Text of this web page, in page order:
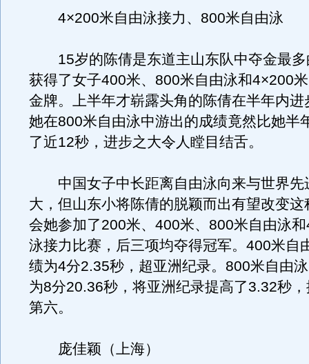
4×200米自由泳接力、800米自由泳
15岁的陈倩是东道主山东队中夺金最多
获得了女子400米、800米自由泳和4×200
金牌。上半年才崭露头角的陈倩在半年内进
她在800米自由泳中游出的成绩竟然比她半
了近12秒，进步之大令人瞠目结舌。
中国女子中长距离自由泳向来与世界先
大，但山东小将陈倩的脱颖而出有望改变这
会她参加了200米、400米、800米自由泳
泳接力比赛，后三项均夺得冠军。400米自
绩为4分2.35秒，超亚洲纪录。800米自由
为8分20.36秒，将亚洲纪录提高了3.32秒
第六。
庞佳颖（上海）